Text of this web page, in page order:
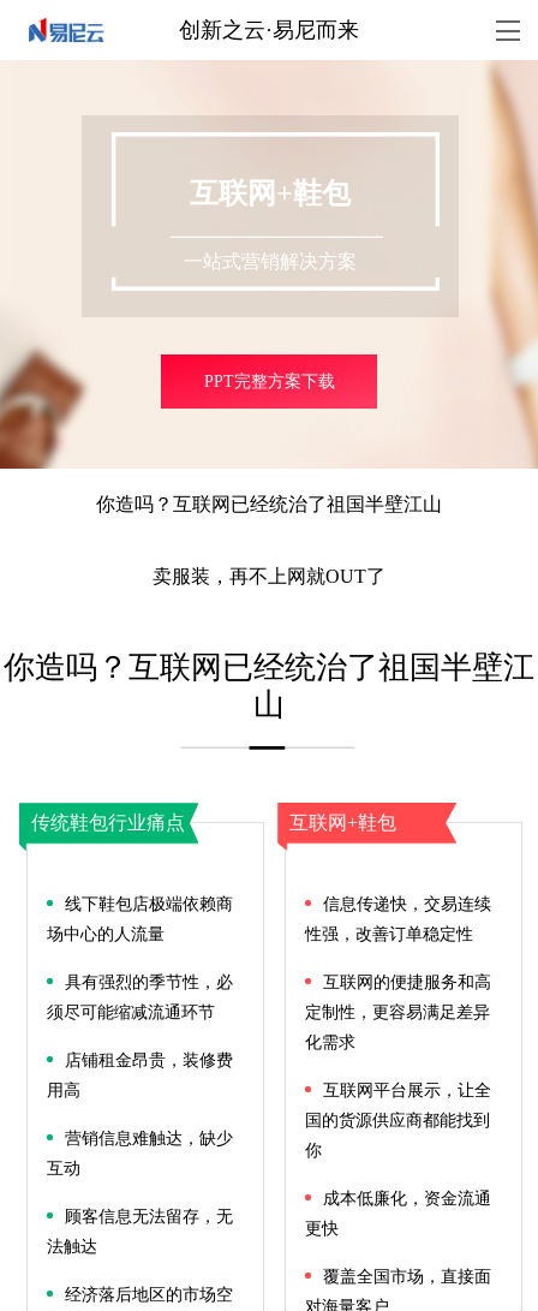
创新之云·易尼而来
互联网+鞋包
一站式营销解决方案
PPT完整方案下载
你造吗？互联网已经统治了祖国半壁江山
卖服装，再不上网就OUT了
你造吗？互联网已经统治了祖国半壁江
山
传统鞋包行业痛点
线下鞋包店极端依赖商
场中心的人流量
具有强烈的季节性，必
须尽可能缩减流通环节
店铺租金昂贵，装修费
用高
营销信息难触达，缺少
互动
顾客信息无法留存，无
法触达
经济落后地区的市场空
互联网+鞋包
信息传递快，交易连续
性强，改善订单稳定性
互联网的便捷服务和高
定制性，更容易满足差异
化需求
互联网平台展示，让全
国的货源供应商都能找到
你
成本低廉化，资金流通
更快
覆盖全国市场，直接面
对海量客户